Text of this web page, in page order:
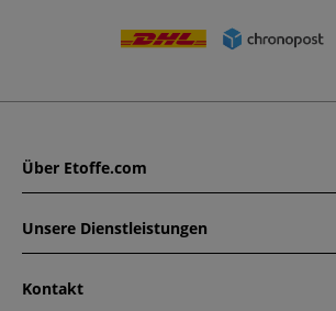
Über Etoffe.com
Unsere Dienstleistungen
Kontakt